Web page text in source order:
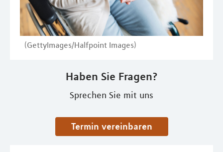
(GettyImages/Halfpoint Images)
Haben Sie Fragen?
Sprechen Sie mit uns
Termin vereinbaren